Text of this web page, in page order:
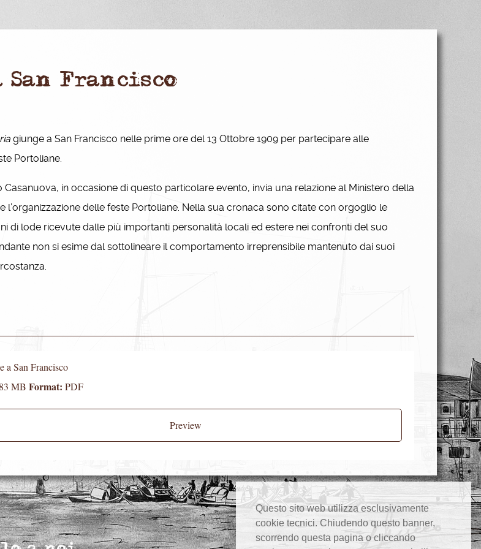
Questo sito web utilizza esclusivamente
cookie tecnici. Chiudendo questo banner,
scorrendo questa pagina o cliccando
Francisco
giunge a San Francisco nelle prime ore del 13 Ottobre 1909 per partecipare alle
Portoliane.
Casanuova, in occasione di questo particolare evento, invia una relazione al Ministero della
l’organizzazione delle feste Portoliane. Nella sua cronaca sono citate con orgoglio le
di lode ricevute dalle più importanti personalità locali ed estere nei confronti del suo
non si esime dal sottolineare il comportamento irreprensibile mantenuto dai suoi
a San Francisco
MB Format: PDF
Preview